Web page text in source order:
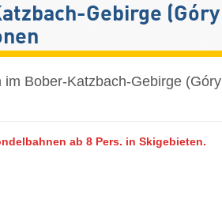
Gebirge (Góry
Bober-Katzbach-Gebirge (Góry
ab 8 Pers. in Skigebieten.